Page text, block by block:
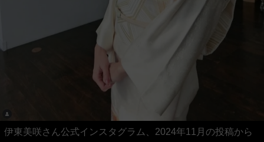
伊東美咲さん公式インスタグラム、2024年11月の投稿から